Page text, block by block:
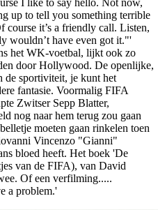
I like to say hello. Not now,
up to tell you something terrible
course it’s a friendly call. Listen,
wouldn’t have even got it."'
het WK-voetbal, lijkt ook zo
door Hollywood. De openlijke,
de sportiviteit, je kunt het
fantasie. Voormalig FIFA
Zwitser Sepp Blatter,
nog naar hem terug zou gaan
moeten gaan rinkelen toen
Vincenzo "Gianni"
bloed heeft. Het boek 'De
van de FIFA), van David
Of een verfilming.....
a problem.'